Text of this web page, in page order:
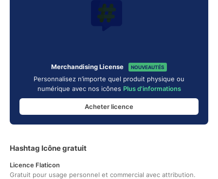
Merchandising License NOUVEAUTÉS
Personnalisez n’importe quel produit physique ou
numérique avec nos icônes Plus d'informations
Acheter licence
Hashtag Icône gratuit
Licence Flaticon
Gratuit pour usage personnel et commercial avec attribution.